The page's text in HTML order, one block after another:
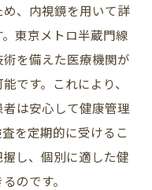
、内視鏡を用いて詳
東京メトロ半蔵門線
を備えた医療機関が
です。これにより、
は安心して健康管理
を定期的に受けるこ
し、個別に適した健
のです。